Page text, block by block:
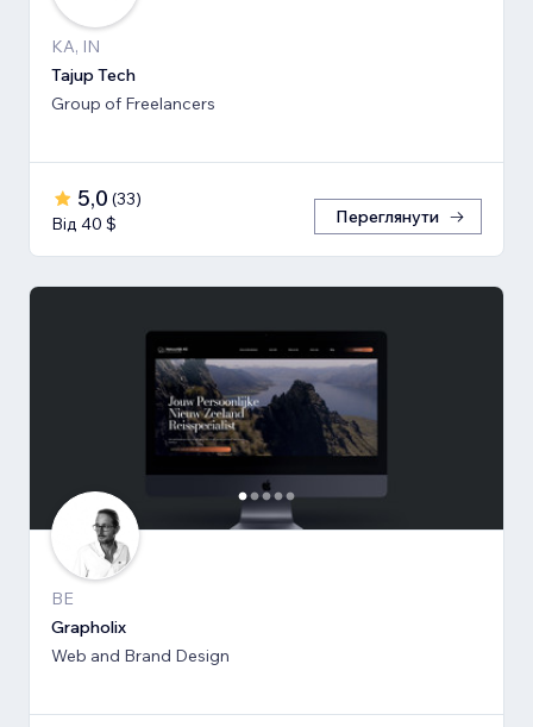
KA, IN
Tajup Tech
Group of Freelancers
5,0 (33)
Від 40 $
Переглянути
BE
Grapholix
Web and Brand Design